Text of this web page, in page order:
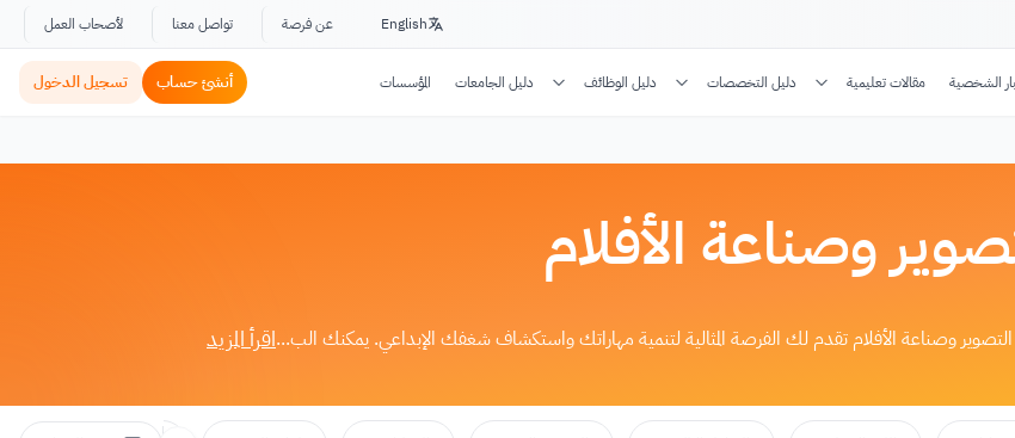
English عن فرصة تواصل معنا لأصحاب العمل
الشخصية مقالات تعليمية دليل التخصصات دليل الوظائف دليل الجامعات المؤسسات أنشئ حساب تسجيل الدخول
وصناعة الأفلام
التصوير وصناعة الأفلام تقدم لك الفرصة المثالية لتنمية مهاراتك واستكشاف شغفك الإبداعي. يمكنك الب...اقرأ المزيد